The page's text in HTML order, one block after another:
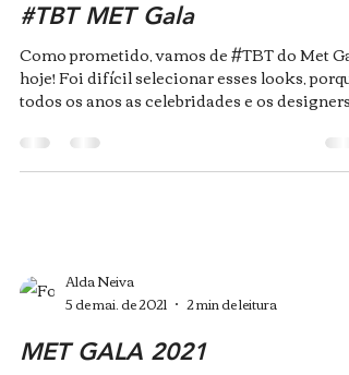
#TBT MET Gala
Como prometido, vamos de #TBT do Met
hoje! Foi difícil selecionar esses looks, porque
todos os anos as celebridades e os designers...
Alda Neiva
5 de mai. de 2021
2 min de leitura
MET GALA 2021